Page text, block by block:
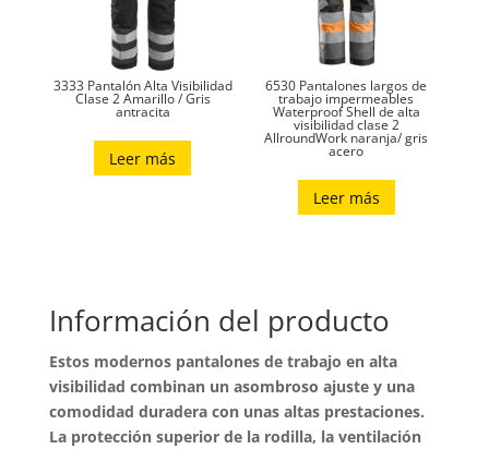
página
3333 Pantalón Alta Visibilidad
Clase 2 Amarillo / Gris
antracita
Leer más
6530 Pantalones largos de
trabajo impermeables
Waterproof Shell de alta
visibilidad clase 2
AllroundWork naranja/ gris
acero
Leer más
Información del producto
Estos modernos pantalones de trabajo en alta
visibilidad combinan un asombroso ajuste y una
comodidad duradera con unas altas prestaciones.
La protección superior de la rodilla, la ventilación